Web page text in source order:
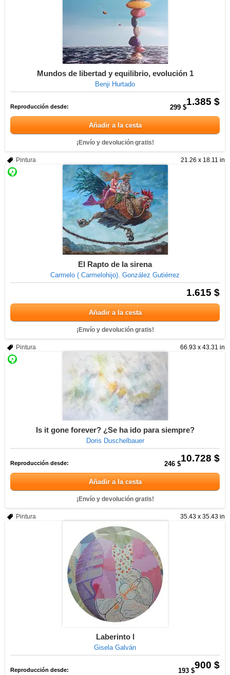
Mundos de libertad y equilibrio, evolución 1
Benji Hurtado
1.385 $
Reproducción desde: 299 $
Añadir a la cesta
¡Envío y devolución gratis!
21.26 x 18.11 in
Pintura
El Rapto de la sirena
Carmelo ( Carmelohijo). González Gutiérrez
1.615 $
Añadir a la cesta
¡Envío y devolución gratis!
66.93 x 43.31 in
Pintura
Is it gone forever? ¿Se ha ido para siempre?
Doris Duschelbauer
10.728 $
Reproducción desde: 246 $
Añadir a la cesta
¡Envío y devolución gratis!
35.43 x 35.43 in
Pintura
Laberinto l
Gisela Galván
900 $
Reproducción desde: 193 $